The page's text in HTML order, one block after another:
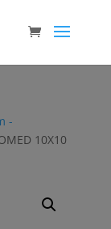
-
10X10